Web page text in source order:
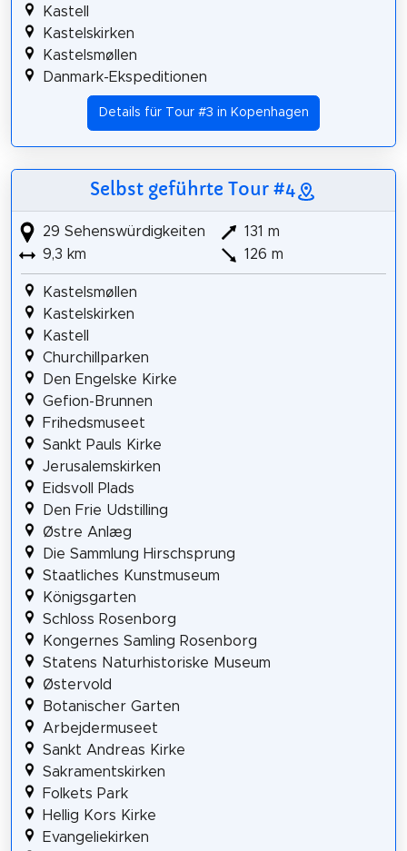
Kastell
Kastelskirken
Kastelsmøllen
Danmark-Ekspeditionen
Details für Tour #3 in Kopenhagen
Selbst geführte Tour #4
29 Sehenswürdigkeiten
9,3 km
131 m
126 m
Kastelsmøllen
Kastelskirken
Kastell
Churchillparken
Den Engelske Kirke
Gefion-Brunnen
Frihedsmuseet
Sankt Pauls Kirke
Jerusalemskirken
Eidsvoll Plads
Den Frie Udstilling
Østre Anlæg
Die Sammlung Hirschsprung
Staatliches Kunstmuseum
Königsgarten
Schloss Rosenborg
Kongernes Samling Rosenborg
Statens Naturhistoriske Museum
Østervold
Botanischer Garten
Arbejdermuseet
Sankt Andreas Kirke
Sakramentskirken
Folkets Park
Hellig Kors Kirke
Evangeliekirken